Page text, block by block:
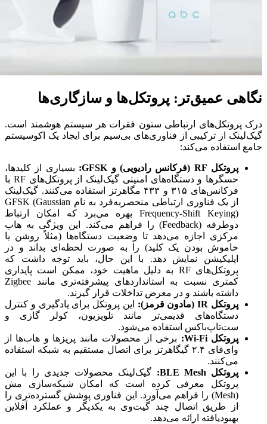
نگاهی عمیق‌تر: پروتکل‌ها و سازگاری‌ها
درک پروتکل‌های ارتباطی ستون فقرات هر سیستم هوشمند است.
گیک‌لینک از ترکیبی از فناوری‌های بی‌سیم برای ایجاد یک اکوسیستم
جامع استفاده می‌کند:
پروتکل RF (فرکانس رادیویی) و GFSK:
بسیاری از کلیدها،
حسگرها و دستگاه‌های امنیتی گیک‌لینک از پروتکل‌های RF با
فرکانس‌های ۳۱۵ و ۴۳۳ مگاهرتز استفاده می‌کنند. گیک‌لینک
از یک فناوری ارتباطی منحصربه‌فرد به نام GFSK (Gaussian
Frequency-Shift Keying) بهره می‌برد که امکان ارتباط
دوطرفه (Feedback) را فراهم می‌کند. این ویژگی به هاب
مرکزی اجازه می‌دهد تا وضعیت دستگاه‌ها (مثلاً روشن یا
خاموش بودن یک کلید) را به صورت لحظه‌ای بداند و در
اپلیکیشن نمایش دهد. با این حال، باید توجه داشت که
پروتکل‌های RF به دلیل ماهیت خود، ممکن است پایداری
کمتری نسبت به استانداردهای پیشرفته‌تری مانند Zigbee
داشته باشند و در معرض تداخلات قرار گیرند.
پروتکل IR (مادون قرمز):
این پروتکل برای یادگیری و کنترل
دستگاه‌های قدیمی‌تر مانند تلویزیون، کولر گازی و
ست‌تاپ‌باکس استفاده می‌شود.
پروتکل Wi-Fi:
برخی از محصولات مانند پریزها و هاب‌ها از
وای‌فای ۲.۴ گیگاهرتز برای اتصال مستقیم به شبکه استفاده
می‌کنند.
پروتکل BLE Mesh:
گیک‌لینک محصولات جدیدی را با این
پروتکل معرفی کرده است که امکان شبکه‌سازی مش
(Mesh) را فراهم می‌آورد. این فناوری پوشش گسترده‌تری را
از طریق اتصال چند گیت‌وی به یکدیگر و عملکرد آفلاین
بهبودیافته ارائه می‌دهد.